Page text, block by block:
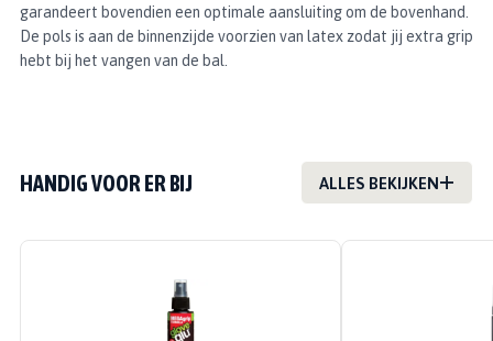
garandeert bovendien een optimale aansluiting om de bovenhand.
De pols is aan de binnenzijde voorzien van latex zodat jij extra grip
hebt bij het vangen van de bal.
HANDIG VOOR ER BIJ ALLES BEKIJKEN